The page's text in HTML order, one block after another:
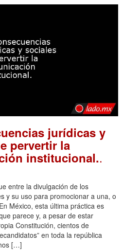
jurídicas y
pervertir la
institucional..
entre la divulgación de los
y su uso para promocionar a una, o
México, esta última práctica es
parece y, a pesar de estar
Constitución, cientos de
en toda la república
[…]